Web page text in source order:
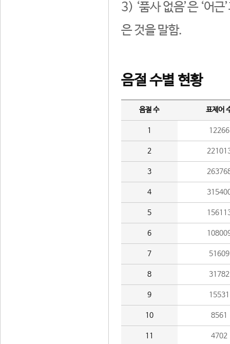
3) ‘품사 없음’은 ‘어
은 것을 말함.
음절 수별 현황
음절 수 표제어
1 12266
2
3
4
5
6
7 51609
8 31782
9 15531
10 8561
11 4702